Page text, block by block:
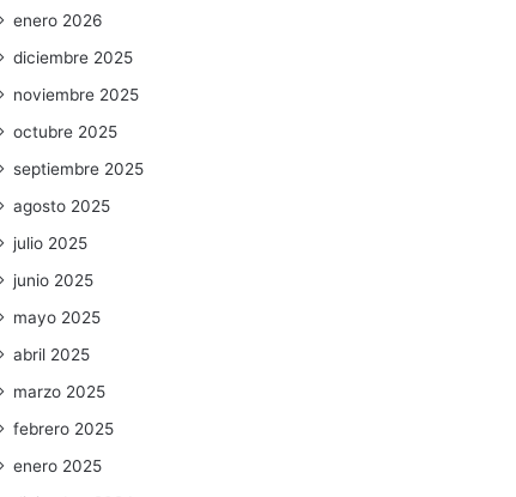
enero 2026
diciembre 2025
noviembre 2025
octubre 2025
septiembre 2025
agosto 2025
julio 2025
junio 2025
mayo 2025
abril 2025
marzo 2025
febrero 2025
enero 2025